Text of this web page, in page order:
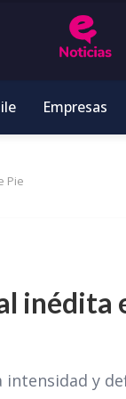
Empresas
Pie
inédita
intensidad y